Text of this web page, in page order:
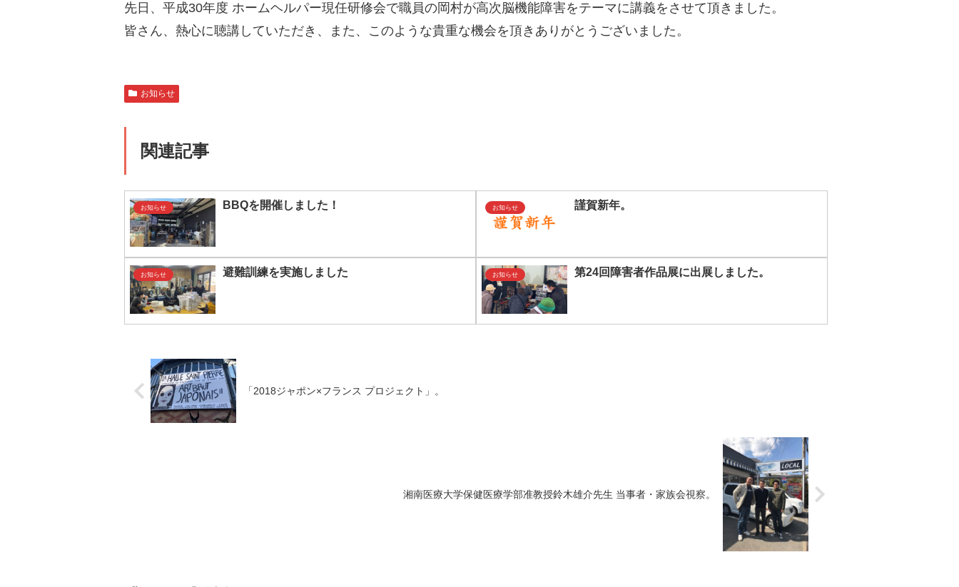
先日、平成30年度 ホームヘルパー現任研修会で職員の岡村が高次脳機能障害をテーマに講義をさせて頂きました。
皆さん、熱心に聴講していただき、また、このような貴重な機会を頂きありがとうございました。
お知らせ
関連記事
お知らせ BBQを開催しました！ お知らせ 謹賀新年。
お知らせ 避難訓練を実施しました お知らせ 第24回障害者作品展に出展しました。
「2018ジャポン×フランス プロジェクト」。
湘南医療大学保健医療学部准教授鈴木雄介先生 当事者・家族会視察。